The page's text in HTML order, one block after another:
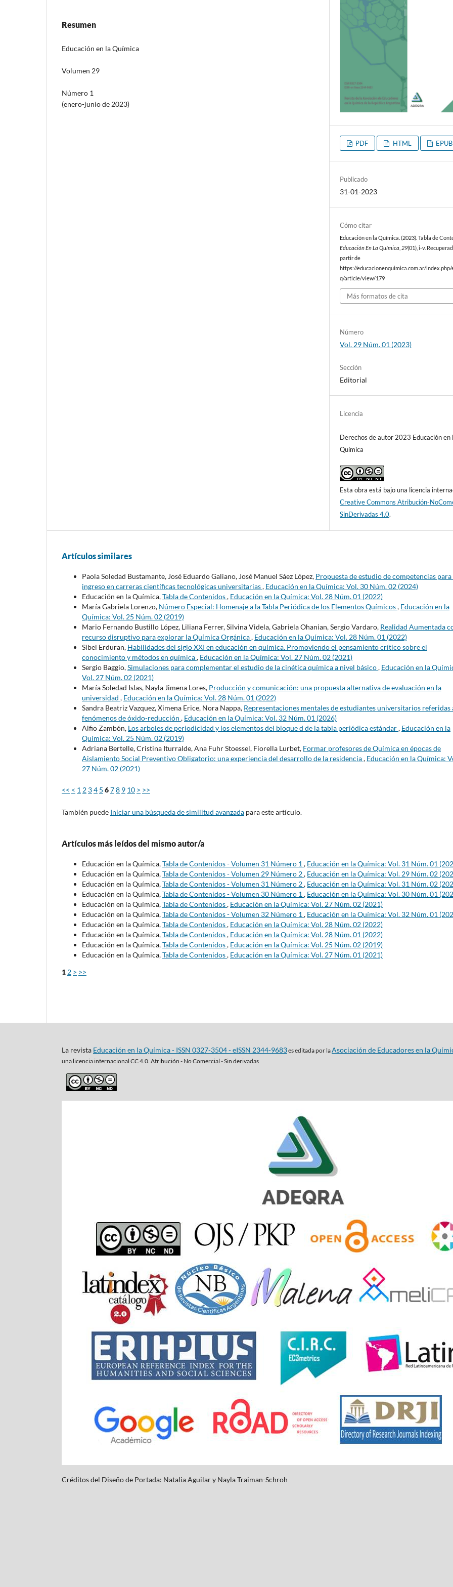
Resumen
Educación en la Química
Volumen 29
Número 1
(enero-junio de 2023)
PDF HTML EPUB
Publicado
31-01-2023
Cómo citar
Educación en la Química. (2023). Tabla de
Educación En La Química 29(01), i-v.
partir de
https://educacionenquimica.com.ar/index.php/
q/article/view/179
Más formatos de cita
Número
Vol. 29 Núm. 01 (2023)
Sección
Editorial
Licencia
Derechos de autor 2023 Educación en
Química
Esta obra está bajo una licencia
Creative Commons Atribución-
SinDerivadas 4.0.
Artículos similares
Paola Soledad Bustamante, José Eduardo Galiano, José Manuel Sáez López, Propuesta de estudio de competencias para
ingreso en carreras científicas tecnológicas universitarias, Educación en la Química: Vol. 30 Núm. 02 (2024)
Educación en la Química,Tabla de Contenidos, Educación en la Química: Vol. 28 Núm. 01 (2022)
María Gabriela Lorenzo, Número Especial: Homenaje a la Tabla Periódica de los Elementos Químicos, Educación en la
Química: Vol. 25 Núm. 02 (2019)
Mario Fernando Bustillo López, Liliana Ferrer, Silvina Videla, Gabriela Ohanian, Sergio Vardaro, Realidad Aumentada
recurso disruptivo para explorar la Química Orgánica, Educación en la Química: Vol. 28 Núm. 01 (2022)
Sibel Erduran, Habilidades del siglo XXI en educación en química. Promoviendo el pensamiento crítico sobre el
conocimiento y métodos en química, Educación en la Química: Vol. 27 Núm. 02 (2021)
Sergio Baggio,Simulaciones para complementar el estudio de la cinética química a nivel básico, Educación en la
Vol. 27 Núm. 02 (2021)
María Soledad Islas, Nayla Jimena Lores, Producción y comunicación: una propuesta alternativa de evaluación en la
universidad , Educación en la Química: Vol. 28 Núm. 01 (2022)
Sandra Beatriz Vazquez, Ximena Erice, Nora Nappa, Representaciones mentales de estudiantes universitarios referidas
fenómenos de óxido-reducción , Educación en la Química: Vol. 32 Núm. 01 (2026)
Alfio Zambón, Los arboles de periodicidad y los elementos del bloque d de la tabla periódica estándar, Educación en la
Química: Vol. 25 Núm. 02 (2019)
Adriana Bertelle, Cristina Iturralde, Ana Fuhr Stoessel, Fiorella Lurbet, Formar profesores de Química en épocas de
Aislamiento Social Preventivo Obligatorio: una experiencia del desarrollo de la residencia, Educación en la Química:
27 Núm. 02 (2021)
<< < 1 2 34 5 678 9 10 > >>
También puede Iniciar una búsqueda de similitud avanzada para este artículo.
Artículos más leídos del mismo autor/a
Educación en la Química,Tabla de Contenidos - Volumen 31 Número 1 , Educación en la Química: Vol. 31 Núm. 01
Educación en la Química,Tabla de Contenidos - Volumen 29 Número 2, Educación en la Química: Vol. 29 Núm. 02
Educación en la Química,Tabla de Contenidos - Volumen 31 Número 2, Educación en la Química: Vol. 31 Núm. 02
Educación en la Química,Tabla de Contenidos - Volumen 30 Número 1 , Educación en la Química: Vol. 30 Núm. 01
Educación en la Química,Tabla de Contenidos, Educación en la Química: Vol. 27 Núm. 02 (2021)
Educación en la Química,Tabla de Contenidos - Volumen 32 Número 1 , Educación en la Química: Vol. 32 Núm. 01
Educación en la Química,Tabla de Contenidos, Educación en la Química: Vol. 28 Núm. 02 (2022)
Educación en la Química,Tabla de Contenidos, Educación en la Química: Vol. 28 Núm. 01 (2022)
Educación en la Química,Tabla de Contenidos, Educación en la Química: Vol. 25 Núm. 02 (2019)
Educación en la Química,Tabla de Contenidos, Educación en la Química: Vol. 27 Núm. 01 (2021)
1 2 > >>
La revista Educación en la Química - ISSN 0327-3504 - eISSN 2344-9683es editada por laAsociación de Educadores en la
una licencia internacional CC 4.0. Atribución - No Comercial - Sin derivadas
Créditos del Diseño de Portada: Natalia Aguilar y NaylaTraiman-Schroh